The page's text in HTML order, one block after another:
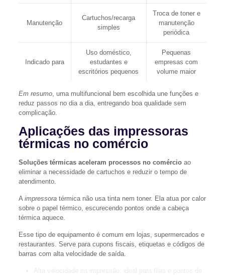
Manutenção
Cartuchos/recarga
simples
Troca de toner e
manutenção
periódica
Indicado para
Uso doméstico,
estudantes e
escritórios pequenos
Pequenas
empresas com
volume maior
Em resumo, uma multifuncional bem escolhida une funções e
reduz passos no dia a dia, entregando boa qualidade sem
complicação.
Aplicações das impressoras
térmicas no comércio
Soluções térmicas aceleram processos no comércioao
eliminar a necessidade de cartuchos e reduzir o tempo de
atendimento.
A impressoratérmica não usa tinta nem toner. Ela atua por calor
sobre o papel térmico, escurecendo pontos onde a cabeça
térmica aquece.
Esse tipo de equipamento é comum em lojas, supermercados e
restaurantes. Serve para cupons fiscais, etiquetas e códigos de
barras com alta velocidade de saída.